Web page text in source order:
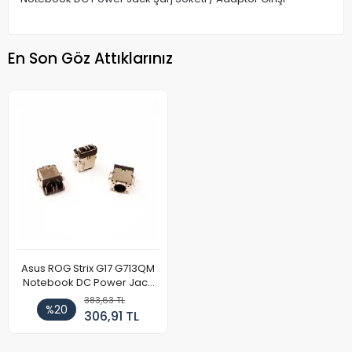
En Son Göz Attıklarınız
Asus ROG Strix G17 G713QM
Notebook DC Power Jack
Soketi
%20
383,63 TL
306,91 TL